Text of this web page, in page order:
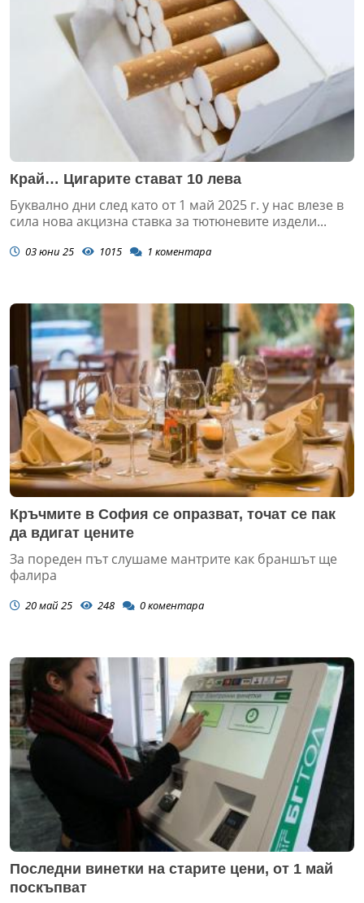
Край… Цигарите стават 10 лева
Буквално дни след като от 1 май 2025 г. у нас влезе в
сила нова акцизна ставка за тютюневите издели...
03 юни 25 1015 1 коментара
Кръчмите в София се опразват, точат се пак
да вдигат цените
За пореден път слушаме мантрите как браншът ще
фалира
20 май 25 248 0коментара
Последни винетки на старите цени, от 1 май
поскъпват